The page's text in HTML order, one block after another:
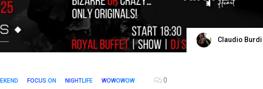
Claudio Burdi
FOCUS ON NIGHTLIFE WOWOWOW 0